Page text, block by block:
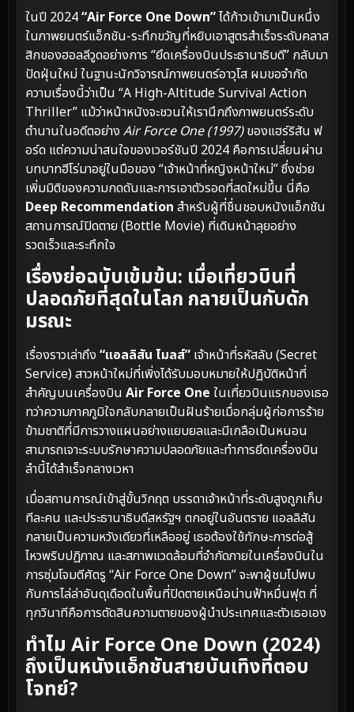
ในปี 2024“Air Force One Down”ได้ก้าวเข้ามาเป็นหนึ่ง
ในภาพยนตร์แอ็กชัน-ระทึกขวัญที่หยิบเอาสูตรสำเร็จระดับคลาส
สิกของฮอลลีวูดอย่างการ “ยึดเครื่องบินประธานาธิบดี” กลับมา
ปัดฝุ่นใหม่ ในฐานะนักวิจารณ์ภาพยนตร์อาวุโส ผมขอจำกัด
ความเรื่องนี้ว่าเป็น “A High-Altitude Survival Action
Thriller” แม้ว่าหน้าหนังจะชวนให้เรานึกถึงภาพยนตร์ระดับ
ตำนานในอดีตอย่าง Air Force One (1997)ของแฮร์ริสัน ฟ
อร์ด แต่ความน่าสนใจของเวอร์ชันปี 2024 คือการเปลี่ยนผ่าน
บทบาทฮีโร่มาอยู่ในมือของ “เจ้าหน้าที่หญิงหน้าใหม่” ซึ่งช่วย
เพิ่มมิติของความกดดันและการเอาตัวรอดที่สดใหม่ขึ้น นี่คือ
Deep Recommendation สำหรับผู้ที่ชื่นชอบหนังแอ็กชัน
สถานการณ์ปิดตาย (Bottle Movie) ที่เดินหน้าลุยอย่าง
รวดเร็วและระทึกใจ
เรื่องย่อฉบับเข้มข้น: เมื่อเที่ยวบินที่
ปลอดภัยที่สุดในโลก กลายเป็นกับดัก
มรณะ
เรื่องราวเล่าถึง “แอลลิสัน ไมลส์” เจ้าหน้าที่รหัสลับ (Secret
Service) สาวหน้าใหม่ที่เพิ่งได้รับมอบหมายให้ปฏิบัติหน้าที่
สำคัญบนเครื่องบิน Air Force One ในเที่ยวบินแรกของเธอ
ทว่าความภาคภูมิใจกลับกลายเป็นฝันร้ายเมื่อกลุ่มผู้ก่อการร้าย
ข้ามชาติที่มีการวางแผนอย่างแยบยลและมีเกลือเป็นหนอน
สามารถเจาะระบบรักษาความปลอดภัยและทำการยึดเครื่องบิน
ลำนี้ได้สำเร็จกลางเวหา
เมื่อสถานการณ์เข้าสู่ขั้นวิกฤต บรรดาเจ้าหน้าที่ระดับสูงถูกเก็บ
ทีละคน และประธานาธิบดีสหรัฐฯ ตกอยู่ในอันตราย แอลลิสัน
กลายเป็นความหวังเดียวที่เหลืออยู่ เธอต้องใช้ทักษะการต่อสู้
ไหวพริบปฏิภาณ และสภาพแวดล้อมที่จำกัดภายในเครื่องบินใน
การซุ่มโจมตีศัตรู “Air Force One Down” จะพาผู้ชมไปพบ
กับการไล่ล่าอันดุเดือดในพื้นที่ปิดตายเหนือน่านฟ้าหมื่นฟุต ที่
ทุกวินาทีคือการตัดสินความตายของผู้นำประเทศและตัวเธอเอง
ทำไม Air Force One Down (2024)
ถึงเป็นหนังแอ็กชันสายบันเทิงที่ตอบ
โจทย์?